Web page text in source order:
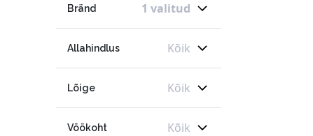
Bränd 1 valitud
Allahindlus Kõik
Lõige Kõik
Vöökoht Kõik